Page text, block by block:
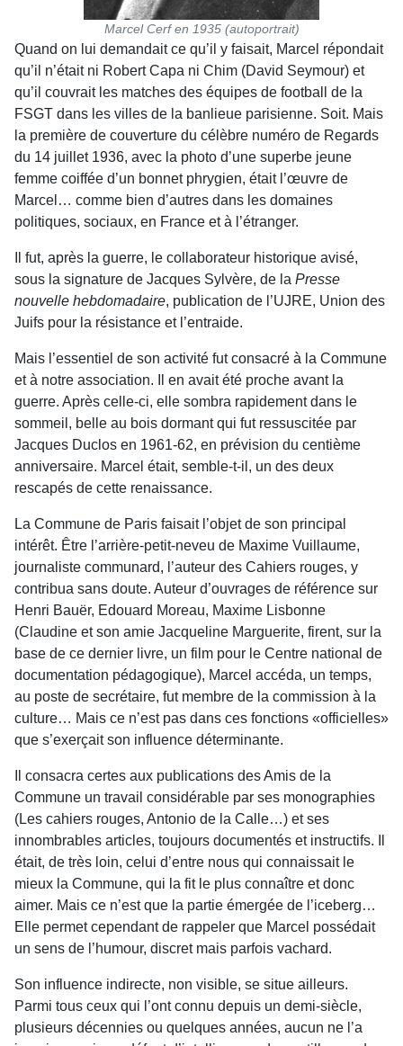
Marcel Cerf en 1935 (autoportrait)
Quand on lui demandait ce qu’il y faisait, Marcel répondait
qu’il n’était ni Robert Capa ni Chim (David Seymour) et
qu’il couvrait les matches des équipes de football de la
FSGT dans les villes de la banlieue parisienne. Soit. Mais
la première de couverture du célèbre numéro de Regards
du 14 juillet 1936, avec la photo d’une superbe jeune
femme coiffée d’un bonnet phrygien, était l’œuvre de
Marcel… comme bien d’autres dans les domaines
politiques, sociaux, en France et à l’étranger.
Il fut, après la guerre, le collaborateur historique avisé,
sous la signature de Jacques Sylvère, de la Presse
nouvelle hebdomadaire, publication de l’UJRE, Union des
Juifs pour la résistance et l’entraide.
Mais l’essentiel de son activité fut consacré à la Commune
et à notre association. Il en avait été proche avant la
guerre. Après celle-ci, elle sombra rapidement dans le
sommeil, belle au bois dormant qui fut ressuscitée par
Jacques Duclos en 1961-62, en prévision du centième
anniversaire. Marcel était, semble-t-il, un des deux
rescapés de cette renaissance.
La Commune de Paris faisait l’objet de son principal
intérêt. Être l’arrière-petit-neveu de Maxime Vuillaume,
journaliste communard, l’auteur des Cahiers rouges, y
contribua sans doute. Auteur d’ouvrages de référence sur
Henri Bauër, Edouard Moreau, Maxime Lisbonne
(Claudine et son amie Jacqueline Marguerite, firent, sur la
base de ce dernier livre, un film pour le Centre national de
documentation pédagogique), Marcel accéda, un temps,
au poste de secrétaire, fut membre de la commission à la
culture… Mais ce n’est pas dans ces fonctions «officielles»
que s’exerçait son influence déterminante.
Il consacra certes aux publications des Amis de la
Commune un travail considérable par ses monographies
(Les cahiers rouges, Antonio de la Calle…) et ses
innombrables articles, toujours documentés et instructifs. Il
était, de très loin, celui d’entre nous qui connaissait le
mieux la Commune, qui la fit le plus connaître et donc
aimer. Mais ce n’est que la partie émergée de l’iceberg…
Elle permet cependant de rappeler que Marcel possédait
un sens de l’humour, discret mais parfois vachard.
Son influence indirecte, non visible, se situe ailleurs.
Parmi tous ceux qui l’ont connu depuis un demi-siècle,
plusieurs décennies ou quelques années, aucun ne l’a